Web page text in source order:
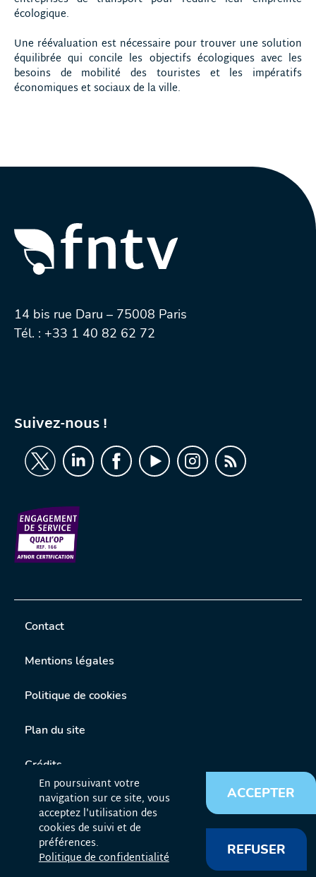
En poursuivant votre
navigation sur ce site, vous
acceptez l'utilisation des
cookies de suivi et de
préférences.
Politique de confidentialité
ACCEPTER
REFUSER
écologique.
Une réévaluation est nécessaire pour trouver une solution
équilibrée qui concile les objectifs écologiques avec les
besoins de mobilité des touristes et les impératifs
économiques et sociaux de la ville.
14 bis rue Daru – 75008 Paris
Tél. : +33 1 40 82 62 72
Suivez-nous !
Contact
Mentions légales
Politique de cookies
Plan du site
Crédits
Liens utiles